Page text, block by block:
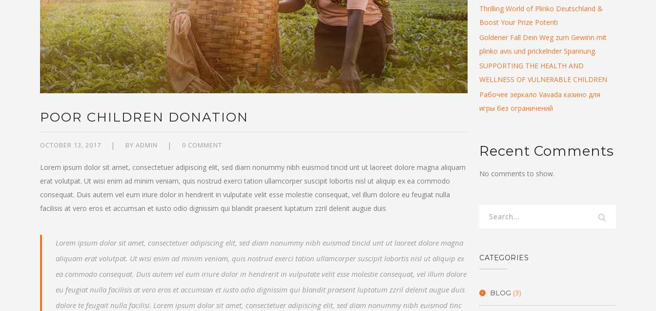
POOR CHILDREN DONATION
OCTOBER 13, 2017 BY ADMIN 0 COMMENT
Lorem ipsum dolor sit amet, consectetuer adipiscing elit, sed diam nonummy nibh euismod tincid unt ut laoreet dolore magna aliquam
erat volutpat. Ut wisi enim ad minim veniam, quis nostrud exerci tation ullamcorper suscipit lobortis nisl ut aliquip ex ea commodo
consequat. Duis autem vel eum iriure dolor in hendrerit in vulputate velit esse molestie consequat, vel illum dolore eu feugiat nulla
facilisis at vero eros et accumsan et iusto odio dignissim qui blandit praesent luptatum zzril delenit augue duis
Lorem ipsum dolor sit amet, consectetuer adipiscing elit, sed diam nonummy nibh euismod tincid unt ut laoreet dolore magna
aliquam erat volutpat. Ut wisi enim ad minim veniam, quis nostrud exerci tation ullamcorper suscipit lobortis nisl ut aliquip ex
ea commodo consequat. Duis autem vel eum iriure dolor in hendrerit in vulputate velit esse molestie consequat, vel illum dolore
eu feugiat nulla facilisis at vero eros et accumsan et iusto odio dignissim qui blandit praesent luptatum zzril delenit augue duis
dolore te feugait nulla facilisi. Lorem ipsum dolor sit amet, consectetuer adipiscing elit, sed diam nonummy nibh euismod tinc
Thrilling World of Plinko Deutschland &
Boost Your Prize Potenti
Goldener Fall Dein Weg zum Gewinn mit
plinko avis und prickelnder Spannung.
SUPPORTING THE HEALTH AND
WELLNESS OF VULNERABLE CHILDREN
Рабочее зеркало Vavada казино для
игры без ограничений
Recent Comments
No comments to show.
CATEGORIES
BLOG (3)